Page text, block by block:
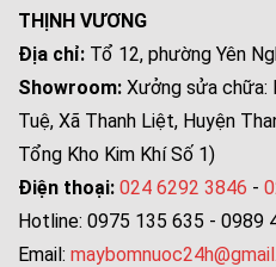
THỊNH VƯƠNG
Địa chỉ: Tổ 12, phường Yên
Showroom: Xưởng sửa chữa:
Tuệ, Xã Thanh Liệt, Huyện
Tổng Kho Kim Khí Số 1)
Điện thoại: 024 6292 3846 -
Hotline: 0975 135 635 - 0989
Email: